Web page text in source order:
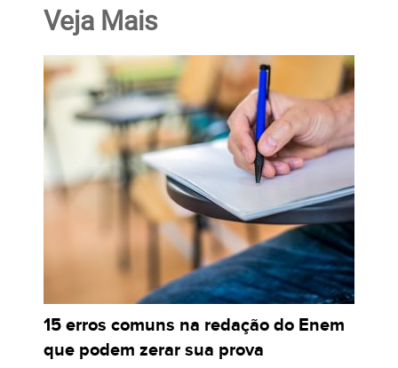
Veja Mais
15 erros comuns na redação do Enem
que podem zerar sua prova